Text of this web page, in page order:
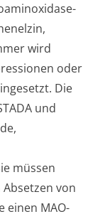
wird
oder
Die
und
müssen
von
einen MAO-